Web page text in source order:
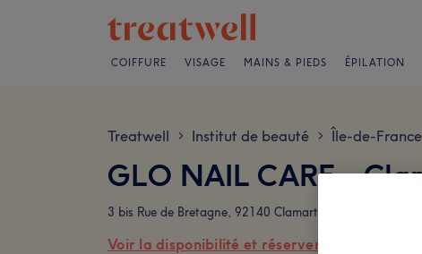
COIFFURE VISAGE MAINS & PIEDS ÉPILATION
Treatwell > Institut de beauté > Île-de-France
GLO NAIL CARE -
3 bis Rue de Bretagne, 92140 Clamart
Voir la disponibilité et réserver en ligne